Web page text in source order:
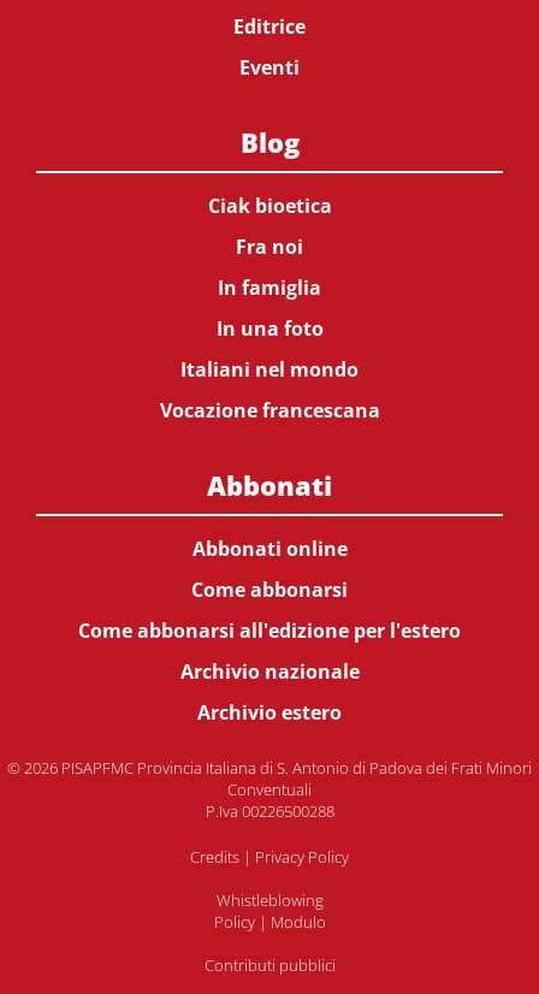
Editrice
Eventi
Blog
Ciak bioetica
Fra noi
In famiglia
In una foto
Italiani nel mondo
Vocazione francescana
Abbonati
Abbonati online
Come abbonarsi
Come abbonarsi all'edizione per l'estero
Archivio nazionale
Archivio estero
© 2026 PISAPFMC Provincia Italiana di S. Antonio di Padova dei Frati Minori
Conventuali
P.Iva 00226500288
Credits | Privacy Policy
Whistleblowing
Policy| Modulo
Contributi pubblici